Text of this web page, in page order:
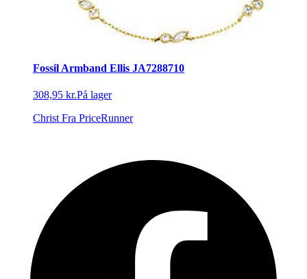
Fossil Armband Ellis JA7288710
308,95 kr.På lager
Christ Fra PriceRunner